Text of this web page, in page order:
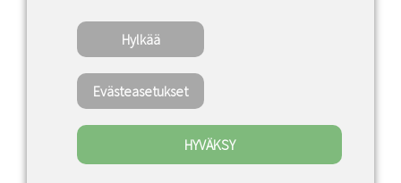
Copyright ©2022 · Valaisin Grönlund – All
Rights Reserved
Hylkää
Evästeasetukset
HYVÄKSY